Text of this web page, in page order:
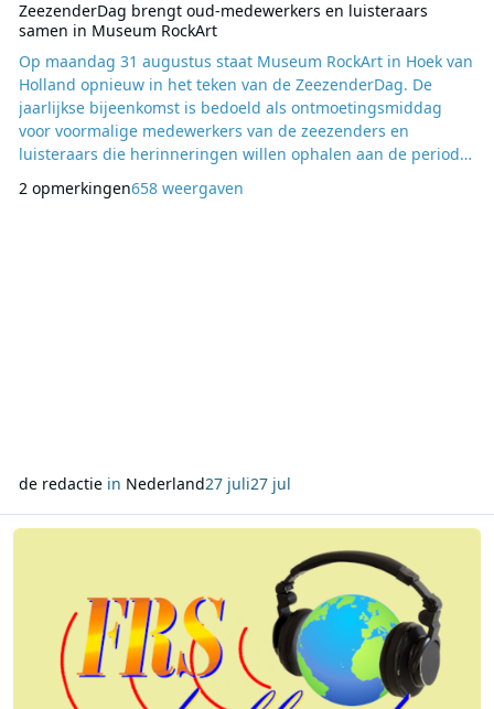
ZeezenderDag brengt oud-medewerkers en luisteraars
samen in Museum RockArt
Op maandag 31 augustus staat Museum RockArt in Hoek van
Holland opnieuw in het teken van de ZeezenderDag. De
jaarlijkse bijeenkomst is bedoeld als ontmoetingsmiddag
voor voormalige medewerkers van de zeezenders en
luisteraars die herinneringen willen ophalen aan de periode
van de radiozenders op zee. De datum is niet toevallig
gekozen, want op 31 augustus is het precies 52 jaar geleden
2 opmerkingen658 weergaven
de redactiein Nederland27 juli27 jul
Lees meer over FRS-Holland keert terug met Summer Splash op